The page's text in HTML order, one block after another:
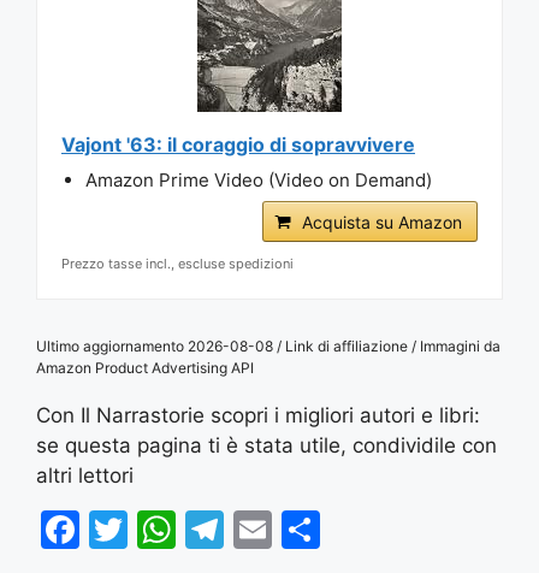
Vajont '63: il coraggio di sopravvivere
Amazon Prime Video (Video on Demand)
Acquista su Amazon
Prezzo tasse incl., escluse spedizioni
Ultimo aggiornamento 2026-08-08 / Link di affiliazione / Immagini da
Amazon Product Advertising API
Con Il Narrastorie scopri i migliori autori e libri:
se questa pagina ti è stata utile, condividile con
altri lettori
F
T
W T
E